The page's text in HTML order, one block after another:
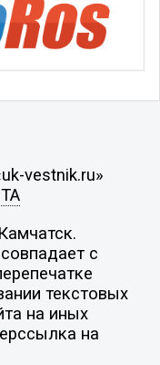
vestnik.ru»
с
текстовых
на иных
на